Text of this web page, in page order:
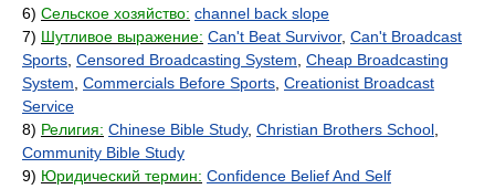
6) Сельское хозяйство: channel back slope
7) Шутливое выражение: Can't Beat Survivor, Can't Broadcast
Sports Censored Broadcasting System Cheap Broadcasting
System Commercials Before Sports Creationist Broadcast
Service
8) Религия: Chinese Bible Study, Christian Brothers School
Community Bible Study
9) Юридический термин: Confidence Belief And Self